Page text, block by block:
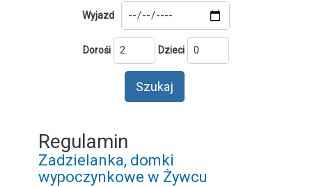
Wyjazd
Dorośi Dzieci
Regulamin
Zadzielanka, domki
wypoczynkowe w Żywcu